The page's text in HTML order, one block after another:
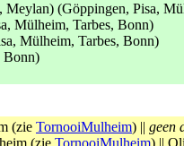
(Göppingen, Pisa,
Mülheim, Tarbes, Bonn)
Mülheim, Tarbes, Bonn)
Bonn)
(zie TornooiMulheim) || geen